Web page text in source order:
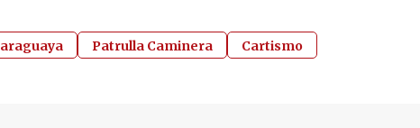
Patrulla Caminera Cartismo